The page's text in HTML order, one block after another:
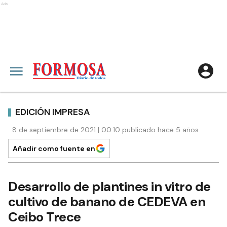
Ads
EDICIÓN IMPRESA
8 de septiembre de 2021 | 00:10 publicado hace 5 años
Añadir como fuente en
Desarrollo de plantines in vitro de
cultivo de banano de CEDEVA en
Ceibo Trece